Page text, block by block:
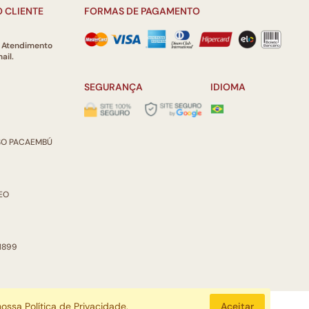
CLIENTE
Atendimento
PACAEMBÚ
FORMAS DE PAGAMENTO
SEGURANÇA IDIOMA
Política de Privacidade. Aceitar